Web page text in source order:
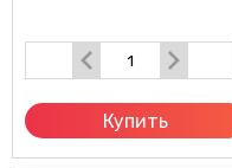
Купить